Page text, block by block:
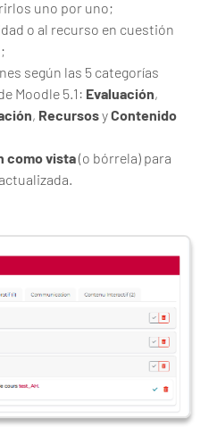
uno por uno;
o al recurso en cuestión
según las 5 categorías
Moodle 5.1: Evaluación,
, RecursosyContenido
como vista(o bórrela) para